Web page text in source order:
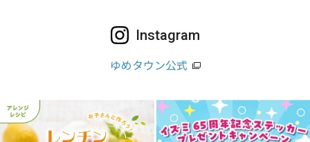
Instagram
ゆめタウン公式